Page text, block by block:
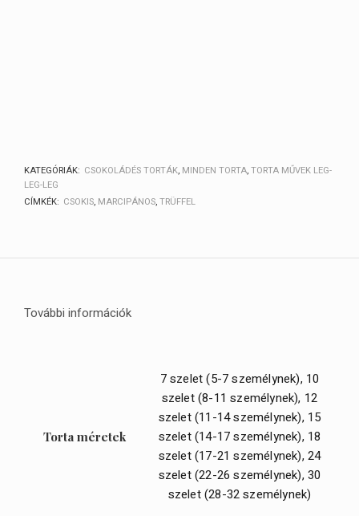
KATEGÓRIÁK: CSOKOLÁDÉS TORTÁK, MINDEN TORTA,TORTA MŰVEK LEG-
LEG-LEG
CÍMKÉK: CSOKIS, MARCIPÁNOS,TRÜFFEL
További információk
Torta méretek
7 szelet (5-7 személynek), 10
szelet (8-11 személynek), 12
szelet (11-14 személynek), 15
szelet (14-17 személynek), 18
szelet (17-21 személynek), 24
szelet (22-26 személynek), 30
szelet (28-32 személynek)